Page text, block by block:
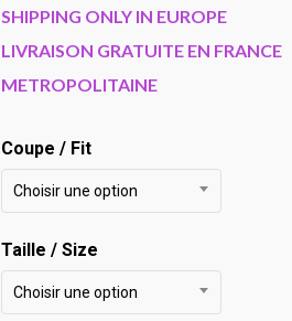
SHIPPING ONLY IN EUROPE
LIVRAISON GRATUITE EN FRANCE
METROPOLITAINE
Coupe / Fit
Choisir une option
Taille / Size
Choisir une option